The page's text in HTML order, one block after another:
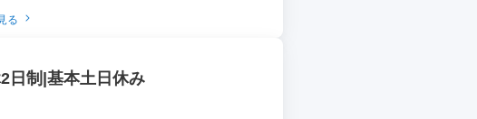
る
日制|基本土日休み